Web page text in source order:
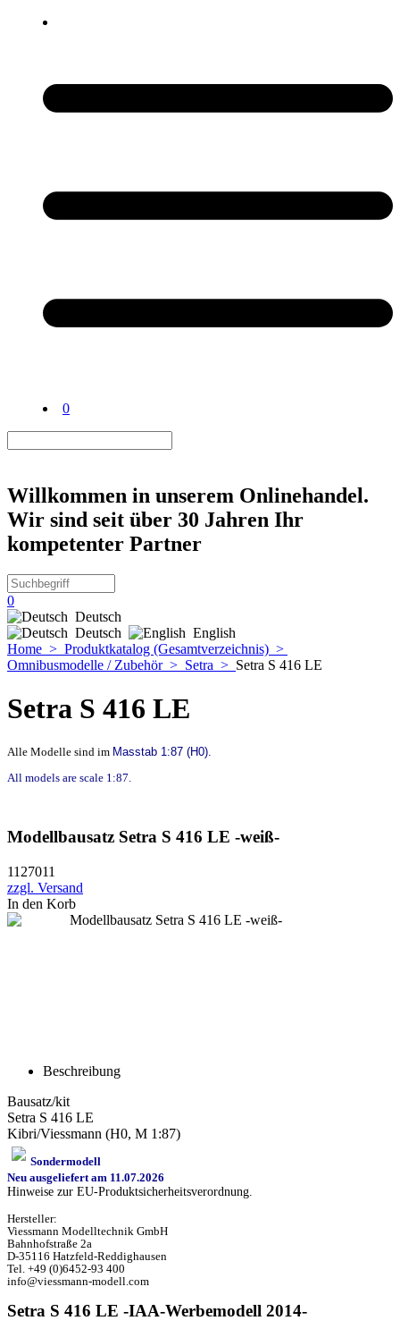
0
Willkommen in unserem Onlinehandel.
Wir sind seit über 30 Jahren Ihr
kompetenter Partner
0
Deutsch
Deutsch
English
Home > Produktkatalog (Gesamtverzeichnis) >
Omnibusmodelle / Zubehör> Setra > Setra S 416 LE
Setra S 416 LE
Alle Modelle sind im Masstab 1:87 (H0).
All models are scale 1:87.
Modellbausatz Setra S 416 LE -weiß-
1127011
zzgl. Versand
In den Korb
Beschreibung
Bausatz/kit
Setra S 416 LE
Kibri/Viessmann (H0, M 1:87)
Sondermodell
Neu ausgeliefert am 11.07.2026
Hinweise zur EU-Produktsicherheitsverordnung.
Hersteller:
Viessmann Modelltechnik GmbH
Bahnhofstraße 2a
D-35116 Hatzfeld-Reddighausen
Tel. +49 (0)6452-93 400
info@viessmann-modell.com
Setra S 416 LE -IAA-Werbemodell 2014-